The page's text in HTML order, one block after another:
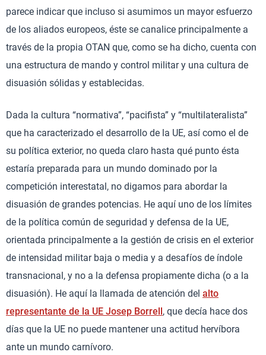
parece indicar que incluso si asumimos un mayor esfuerzo
de los aliados europeos, éste se canalice principalmente a
través de la propia OTAN que, como se ha dicho, cuenta con
una estructura de mando y control militar y una cultura de
disuasión sólidas y establecidas.
Dada la cultura “normativa”, “pacifista” y “multilateralista”
que ha caracterizado el desarrollo de la UE, así como el de
su política exterior, no queda claro hasta qué punto ésta
estaría preparada para un mundo dominado por la
competición interestatal, no digamos para abordar la
disuasión de grandes potencias. He aquí uno de los límites
de la política común de seguridad y defensa de la UE,
orientada principalmente a la gestión de crisis en el exterior
de intensidad militar baja o media y a desafíos de índole
transnacional, y no a la defensa propiamente dicha (o a la
disuasión). He aquí la llamada de atención del alto
representante de la UE Josep Borrell, que decía hace dos
días que la UE no puede mantener una actitud hervíbora
ante un mundo carnívoro.